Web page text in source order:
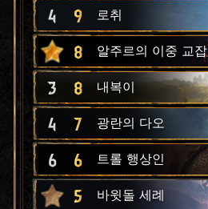
4 9 로취
8 알주르의 이중 교잡
3 8 내복이
4 7 광란의 다오
6 6 트롤 행상인
5 바윗돌 세례